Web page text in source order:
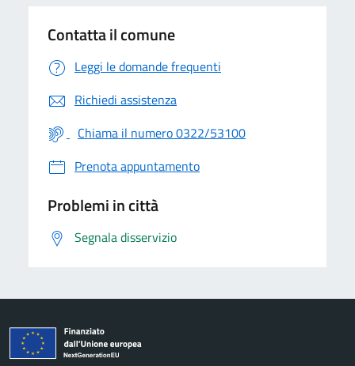
Contatta il comune
Leggi le domande frequenti
Richiedi assistenza
Chiama il numero 0322/53100
Prenota appuntamento
Problemi in città
Segnala disservizio